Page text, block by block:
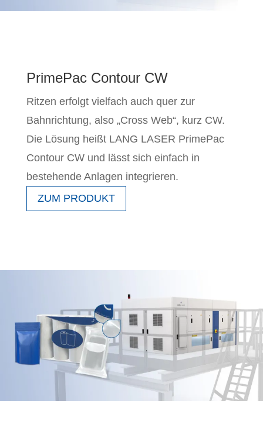
PrimePac Contour CW
Ritzen erfolgt vielfach auch quer zur
Bahnrichtung, also „Cross Web“, kurz CW.
Die Lösung heißt LANG LASER PrimePac
Contour CW und lässt sich einfach in
bestehende Anlagen integrieren.
ZUM PRODUKT